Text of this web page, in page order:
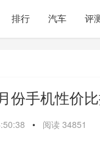
排行 汽车 评
份手机性价
• 阅读 34851